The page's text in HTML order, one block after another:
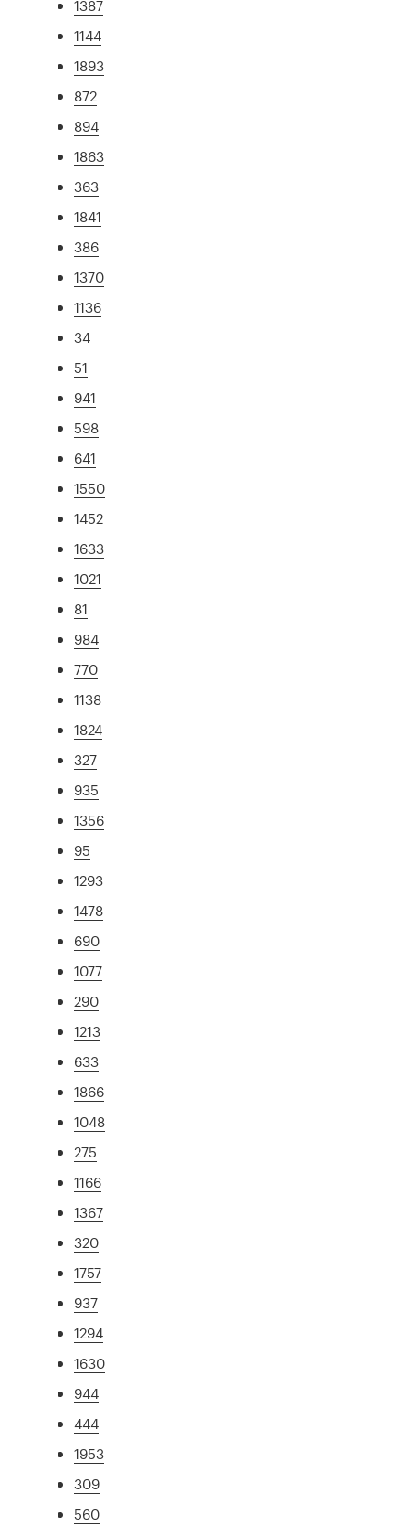
1387
1144
1893
872
894
1863
363
1841
386
1370
1136
34
51
941
598
641
1550
1452
1633
1021
81
984
770
1138
1824
327
935
1356
95
1293
1478
690
1077
290
1213
633
1866
1048
275
1166
1367
320
1757
937
1294
1630
944
444
1953
309
560